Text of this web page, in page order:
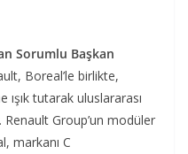
Sorumlu Başkan
Boreal’le birlikte,
ışık tutarak uluslararası
Renault Group’un modüler
markanı C